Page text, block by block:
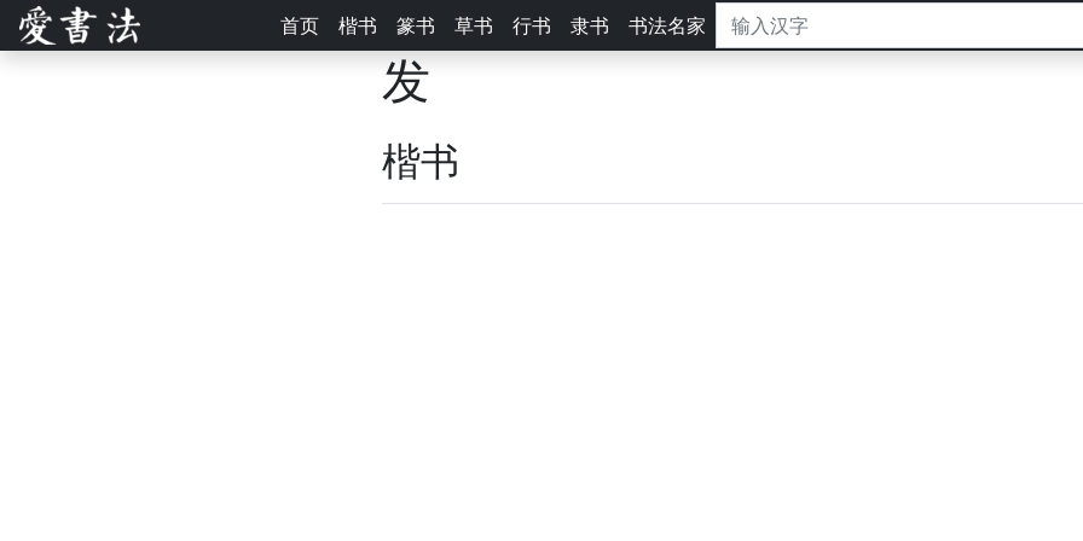
首页 楷书 篆书 草书 行书 隶书 书法名家
发
楷书